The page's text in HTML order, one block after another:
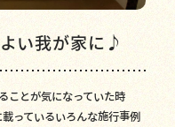
い我が家に♪
ことが気になっていた時
っているいろんな施行事例